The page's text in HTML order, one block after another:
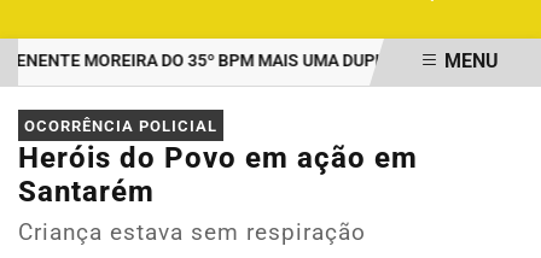
MOREIRA DO 35º BPM MAIS UMA DUPLA PRESA POR TRÁFICO
EM ALTA
MENU
OCORRÊNCIA POLICIAL
Heróis do Povo em ação em
Santarém
Criança estava sem respiração